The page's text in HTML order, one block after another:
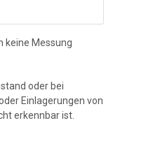
keine Messung
oder bei
Einlagerungen von
erkennbar ist.